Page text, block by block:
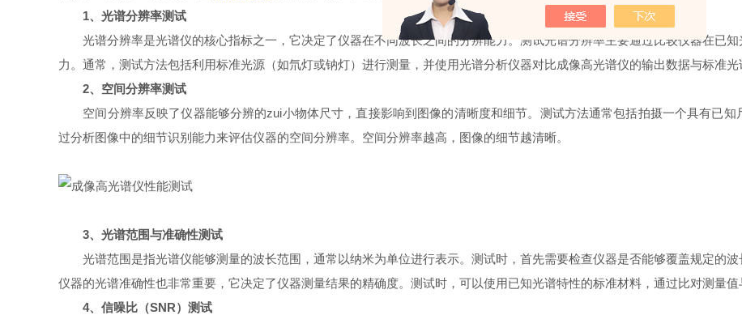
1、光谱分辨率测试
光谱分辨率是光谱仪的核心指标之一，它决定了仪器在不同波长之间的分辨能力。测试光谱分辨率主要通过比较仪器在已知
力。通常，测试方法包括利用标准光源（如氘灯或钠灯）进行测量，并使用光谱分析仪器对比成像高光谱仪的输出数据与标准光
2、空间分辨率测试
空间分辨率反映了仪器能够分辨的zui小物体尺寸，直接影响到图像的清晰度和细节。测试方法通常包括拍摄一个具有已知
过分析图像中的细节识别能力来评估仪器的空间分辨率。空间分辨率越高，图像的细节越清晰。
3、光谱范围与准确性测试
光谱范围是指光谱仪能够测量的波长范围，通常以纳米为单位进行表示。测试时，首先需要检查仪器是否能够覆盖规定的波
仪器的光谱准确性也非常重要，它决定了仪器测量结果的精确度。测试时，可以使用已知光谱特性的标准材料，通过比对测量值
4、信噪比（SNR）测试